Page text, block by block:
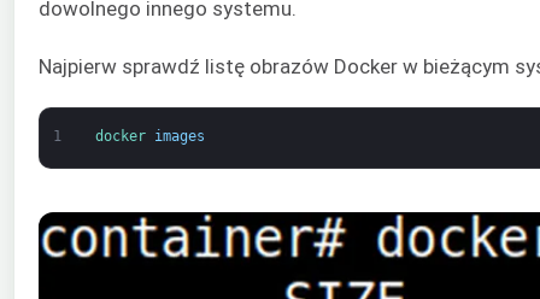
dowolnego innego systemu.
Najpierw sprawdź listę obrazów Docker w bieżącym
1 docker images